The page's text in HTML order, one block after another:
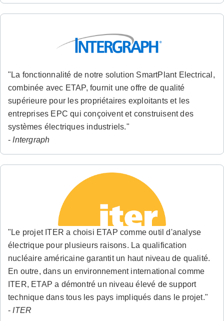
"La fonctionnalité de notre solution SmartPlant Electrical,
combinée avec ETAP, fournit une offre de qualité
supérieure pour les propriétaires exploitants et les
entreprises EPC qui conçoivent et construisent des
systèmes électriques industriels."
- Intergraph
"Le projet ITER a choisi ETAP comme outil d'analyse
électrique pour plusieurs raisons. La qualification
nucléaire américaine garantit un haut niveau de qualité.
En outre, dans un environnement international comme
ITER, ETAP a démontré un niveau élevé de support
technique dans tous les pays impliqués dans le projet."
- ITER